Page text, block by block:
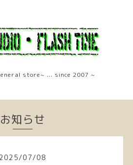
store~ ... since 2007 ~
お知らせ
2025/07/08